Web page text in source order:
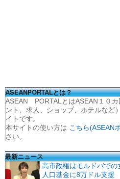
ASEANPORTALとは？
ASEAN PORTALとはASEAN１０
ント、求人、ショップ、ホテルなど
イトです。
本サイトの使い方は こちら(ASEAN
さい。
最新ニュース
高市政権はモルドバで
人口基金に8万ドル支援